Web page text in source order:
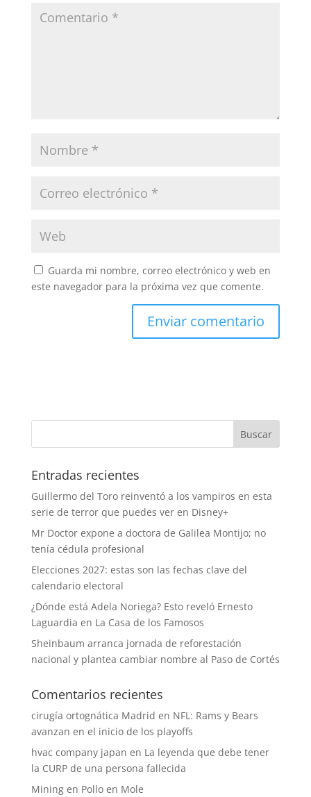
Guarda mi nombre, correo electrónico y web en
este navegador para la próxima vez que comente.
Entradas recientes
Guillermo del Toro reinventó a los vampiros en esta
serie de terror que puedes ver en Disney+
Mr Doctor expone a doctora de Galilea Montijo; no
tenía cédula profesional
Elecciones 2027: estas son las fechas clave del
calendario electoral
¿Dónde está Adela Noriega? Esto reveló Ernesto
Laguardia en La Casa de los Famosos
Sheinbaum arranca jornada de reforestación
nacional y plantea cambiar nombre al Paso de Cortés
Comentarios recientes
cirugía ortognática Madrid en NFL: Rams y Bears
avanzan en el inicio de los playoffs
hvac company japan en La leyenda que debe tener
la CURP de una persona fallecida
Miningen Pollo en Mole